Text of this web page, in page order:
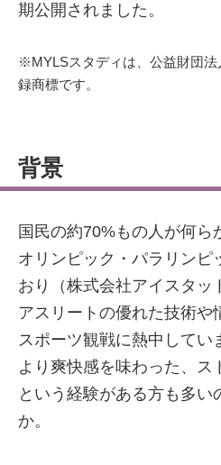
期公開されました。
※MYLSスタディは、公益財団
録商標です。
背景
国民の約70%もの人が何ら
オリンピック・パラリンピ
おり（株式会社アイスタッ
アスリートの優れた技術や
スポーツ観戦に熱中してい
より爽快感を味わった、ス
という経験がある方も多い
か。